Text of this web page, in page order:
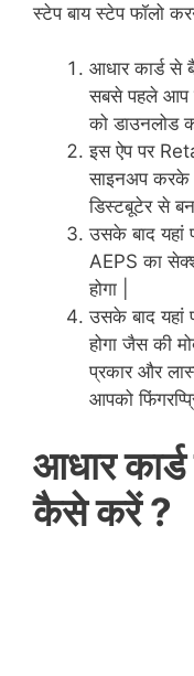
स्टेप बाय स्टेप फॉलो
आधार कार्ड
सबसे पहले आप
को डाउनलोड
इस ऐप पर
साइनअप करके
डिस्टबूटेर से
उसके बाद यहां
AEPS का
होगा |
उसके बाद यहां
होगा जैस की
प्रकार और
आपको
आधार
कैसे करें ?